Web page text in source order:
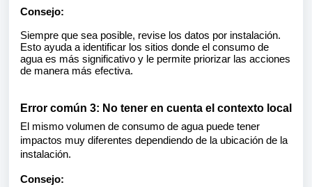
Consejo:
Siempre que sea posible, revise los datos por instalación.
Esto ayuda a identificar los sitios donde el consumo de
agua es más significativo y le permite priorizar las acciones
de manera más efectiva.
Error común 3: No tener en cuenta el contexto local
El mismo volumen de consumo de agua puede tener
impactos muy diferentes dependiendo de la ubicación de la
instalación.
Consejo: